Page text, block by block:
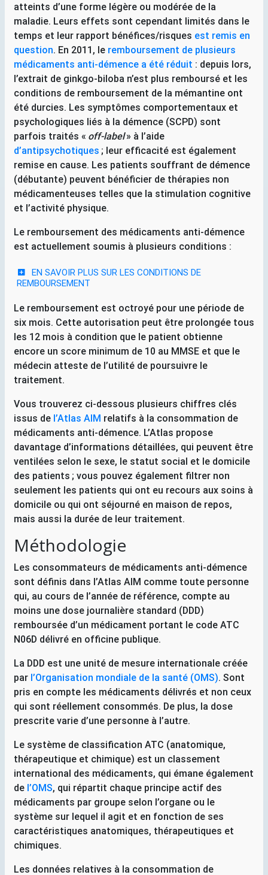
atteints d’une forme légère ou modérée de la
maladie. Leurs effets sont cependant limités dans le
temps et leur rapport bénéfices/risques est remis en
question. En 2011, le remboursement de plusieurs
médicaments anti-démence a été réduit : depuis lors,
l’extrait de ginkgo-biloba n’est plus remboursé et les
conditions de remboursement de la mémantine ont
été durcies. Les symptômes comportementaux et
psychologiques liés à la démence (SCPD) sont
parfois traités « off-label » à l’aide
d’antipsychotiques ; leur efficacité est également
remise en cause. Les patients souffrant de démence
(débutante) peuvent bénéficier de thérapies non
médicamenteuses telles que la stimulation cognitive
et l’activité physique.
Le remboursement des médicaments anti-démence
est actuellement soumis à plusieurs conditions :
EN SAVOIR PLUS SUR LES CONDITIONS DE
REMBOURSEMENT
Le remboursement est octroyé pour une période de
six mois. Cette autorisation peut être prolongée tous
les 12 mois à condition que le patient obtienne
encore un score minimum de 10 au MMSE et que le
médecin atteste de l’utilité de poursuivre le
traitement.
Vous trouverez ci-dessous plusieurs chiffres clés
issus de l’Atlas AIM relatifs à la consommation de
médicaments anti-démence. L’Atlas propose
davantage d’informations détaillées, qui peuvent être
ventilées selon le sexe, le statut social et le domicile
des patients ; vous pouvez également filtrer non
seulement les patients qui ont eu recours aux soins à
domicile ou qui ont séjourné en maison de repos,
mais aussi la durée de leur traitement.
Méthodologie
Les consommateurs de médicaments anti-démence
sont définis dans l’Atlas AIM comme toute personne
qui, au cours de l’année de référence, compte au
moins une dose journalière standard (DDD)
remboursée d’un médicament portant le code ATC
N06D délivré en officine publique.
La DDD est une unité de mesure internationale créée
par l’Organisation mondiale de la santé (OMS). Sont
pris en compte les médicaments délivrés et non ceux
qui sont réellement consommés. De plus, la dose
prescrite varie d’une personne à l’autre.
Le système de classification ATC (anatomique,
thérapeutique et chimique) est un classement
international des médicaments, qui émane également
de l’OMS, qui répartit chaque principe actif des
médicaments par groupe selon l’organe ou le
système sur lequel il agit et en fonction de ses
caractéristiques anatomiques, thérapeutiques et
chimiques.
Les données relatives à la consommation de